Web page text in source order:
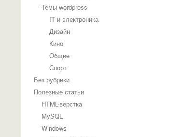
Темы wordpress
IT и электроника
Дизайн
Кино
Общие
Спорт
Без рубрики
Полезные статьи
HTML-верстка
MySQL
Windows